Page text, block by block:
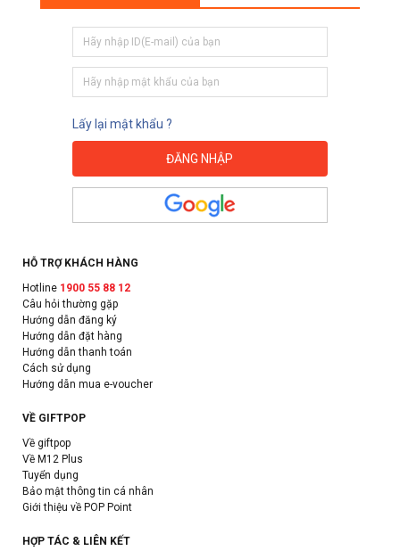
Lấy lại mật khẩu ?
HỖ TRỢ KHÁCH HÀNG
Hotline 1900 55 88 12
Câu hỏi thường gặp
Hướng dẫn đăng ký
Hướng dẫn đặt hàng
Hướng dẫn thanh toán
Cách sử dụng
Hướng dẫn mua e-voucher
VỀ GIFTPOP
Về giftpop
Về M12 Plus
Tuyển dụng
Bảo mật thông tin cá nhân
Giới thiệu về POP Point
HỢP TÁC & LIÊN KẾT